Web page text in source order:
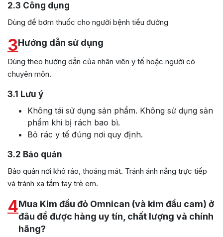
2.3 Công dụng
Dùng để bơm thuốc cho người bệnh tiểu đường
3Hướng dẫn sử dụng
Dùng theo hướng dẫn của nhân viên y tế hoặc người có
chuyên môn.
3.1 Lưu ý
Không tái sử dụng sản phẩm. Không sử dụng sản
phẩm khi bị rách bao bì.
Bỏ rác y tế đúng nơi quy định.
3.2 Bảo quản
Bảo quản nơi khô ráo, thoáng mát. Tránh ánh nắng trực tiếp
và tránh xa tầm tay trẻ em.
4Mua Kim đầu đỏ Omnican (và kim đầu cam) ở
đâu để được hàng uy tín, chất lượng và chính
hãng?